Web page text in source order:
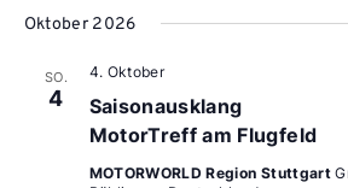
Oktober 2026
SO.
4
Saisonausklang
MotorTreff am Flugfeld
4. Oktober
MOTORWORLD Region Stuttgart